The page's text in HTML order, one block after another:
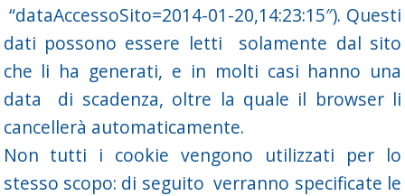
“dataAccessoSito=2014-01-20,14:23:15″). Questi
dati possono essere letti solamente dal sito
che li ha generati, e in molti casi hanno una
data di scadenza, oltre la quale il browser li
cancellerà automaticamente.
Non tutti i cookie vengono utilizzati per lo
stesso scopo: di seguito verranno specificate le